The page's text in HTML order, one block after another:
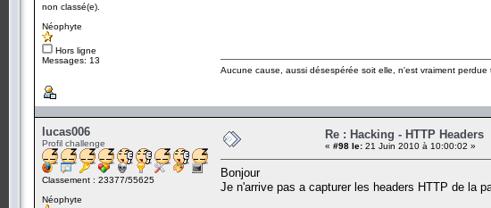
non classé(e).
Néophyte
Hors ligne
Messages: 13
Aucune cause, aussi désespérée soit elle, n'est vraiment
lucas006
Profil challenge
Classement : 23377/55625
Néophyte
Re : Hacking - HTTP Headers
« #98 le: 21 Juin 2010 à 10:00:02 »
Bonjour
Je n'arrive pas a capturer les headers HTTP de la